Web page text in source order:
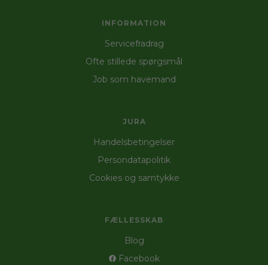
INFORMATION
Servicefradrag
Ofte stillede spørgsmål
Job som havemand
JURA
Handelsbetingelser
Persondatapolitik
Cookies og samtykke
FÆLLESSKAB
Blog
Facebook